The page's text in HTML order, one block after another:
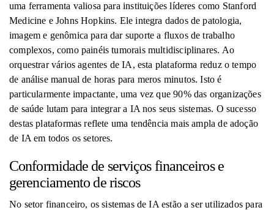
uma ferramenta valiosa para instituições líderes como Stanford
Medicine e Johns Hopkins. Ele integra dados de patologia,
imagem e genômica para dar suporte a fluxos de trabalho
complexos, como painéis tumorais multidisciplinares. Ao
orquestrar vários agentes de IA, esta plataforma reduz o tempo
de análise manual de horas para meros minutos. Isto é
particularmente impactante, uma vez que 90% das organizações
de saúde lutam para integrar a IA nos seus sistemas. O sucesso
destas plataformas reflete uma tendência mais ampla de adoção
de IA em todos os setores.
Conformidade de serviços financeiros e
gerenciamento de riscos
No setor financeiro, os sistemas de IA estão a ser utilizados para